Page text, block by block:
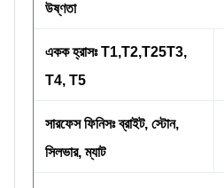
উষ্ণতা
একক হ্রাসঃ T1,T2,T25T3,
T4, T5
সারফেস ফিনিসঃ ব্রাইট, স্টোন,
সিলভার, ম্যাট